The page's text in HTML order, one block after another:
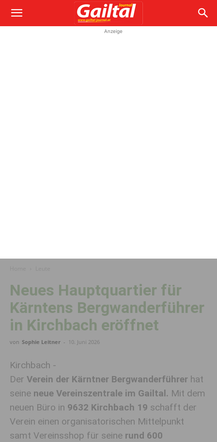
Anzeige
Neues Hauptquartier für
Kärntens Bergwanderführer
in Kirchbach eröffnet
von Sophie Leitner - 10. Juni 2026
Kirchbach -
Der Verein der Kärntner Bergwanderführer hat
seine neue Vereinszentrale im Gailtal. Mit dem
neuen Büro in 9632 Kirchbach 19 schafft der
Verein einen organisatorischen Mittelpunkt
samt Vereinsshop für seine rund 600